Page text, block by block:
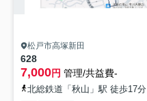
松戸市高塚新田
628
7,000円 管理/共益費-
北総鉄道「秋山」駅 徒歩17分